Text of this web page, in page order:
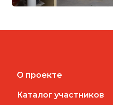
О проекте
Каталог участников